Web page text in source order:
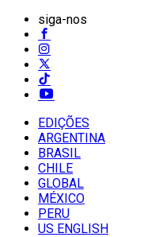
siga-nos
EDIÇÕES
ARGENTINA
BRASIL
CHILE
GLOBAL
MÉXICO
PERU
US ENGLISH